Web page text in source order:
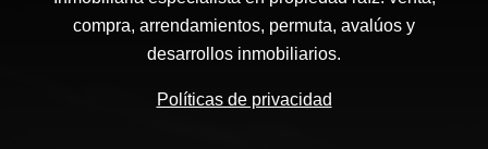
compra, arrendamientos, permuta, avalúos y
desarrollos inmobiliarios.
Políticas de privacidad